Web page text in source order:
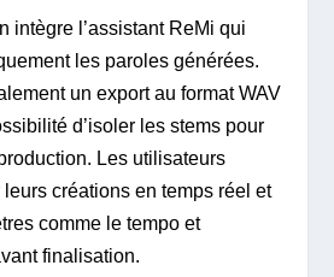
intègre l’assistant ReMi qui
les paroles générées.
un export au format WAV
d’isoler les stems pour
Les utilisateurs
créations en temps réel et
comme le tempo et
finalisation.